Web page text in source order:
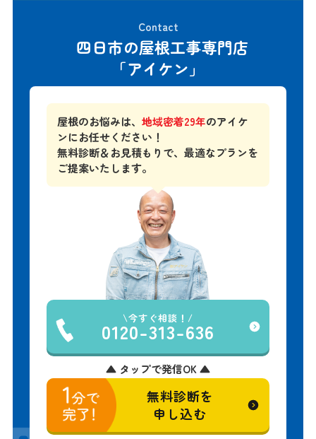
四日市の屋根工事専門店
「アイケン」
無料診断＆お見積もりで、最適なプランを
ご提案いたします。
今すぐ相談！
0120-313-636
▲ タップで発信OK ▲
無料診断を
▲ 24時間受付中・簡単30秒入力 ▲